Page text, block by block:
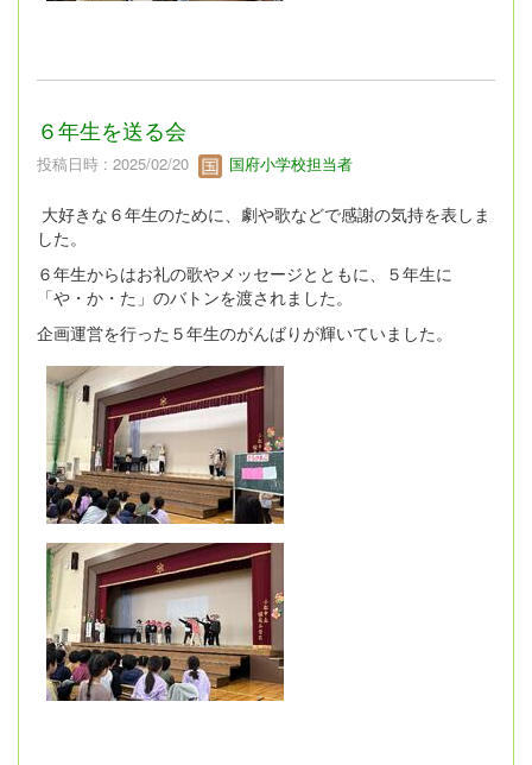
６年生を送る会
投稿日時 : 2025/02/20 国府小学校担当者
大好きな６年生のために、劇や歌などで感謝の気持を表しま
した。
６年生からはお礼の歌やメッセージとともに、５年生に
「や・か・た」のバトンを渡されました。
企画運営を行った５年生のがんばりが輝いていました。